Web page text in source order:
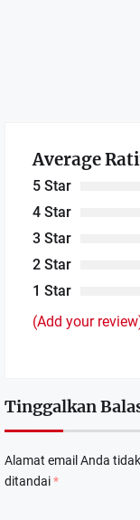
Average
5 Star
4 Star
3 Star
2 Star
1 Star
(Add your
Tinggalkan
Alamat email Anda
ditandai*